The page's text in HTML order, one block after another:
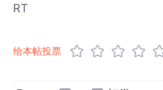
RT
给本帖投票